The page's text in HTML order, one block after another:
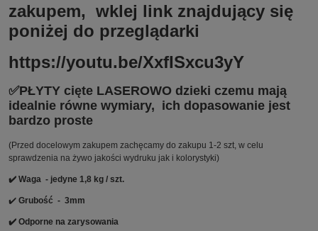
zakupem, wklej link znajdujący się
poniżej do przeglądarki
https://youtu.be/XxfISxcu3yY
✅PŁYTY cięte LASEROWO dzieki czemu mają
idealnie równe wymiary, ich dopasowanie jest
bardzo proste
(Przed docelowym zakupem zachęcamy do zakupu 1-2 szt, w celu
sprawdzenia na żywo jakości wydruku jak i kolorystyki)
✔️ Waga - jedyne 1,8 kg / szt.
✔️ Grubość - 3mm
✔️ Odporne na zarysowania